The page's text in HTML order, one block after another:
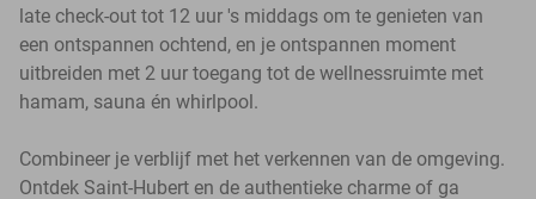
late check-out tot 12 uur 's middags om te genieten van
een ontspannen ochtend, en je ontspannen moment
uitbreiden met 2 uur toegang tot de wellnessruimte met
hamam, sauna én whirlpool.
Combineer je verblijf met het verkennen van de omgeving.
Ontdek Saint-Hubert en de authentieke charme of ga